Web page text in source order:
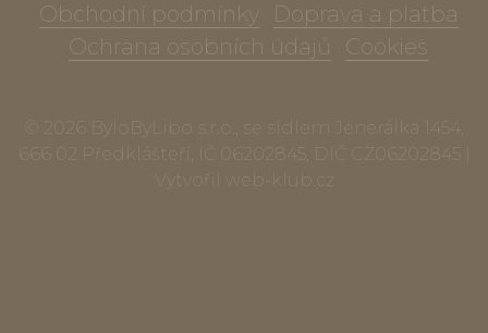
Obchodní podmínky
Doprava a platba
Ochrana osobních údajů
Cookies
© 2026 ByloByLibo s.r.o., se sídlem Jenerálka 1454,
666 02 Předklášteří, IČ 06202845, DIČ CZ06202845 |
Vytvořil